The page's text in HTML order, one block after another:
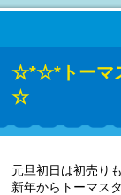
☆*☆*トーマ
☆
元旦初日は初売り
新年からトーマス